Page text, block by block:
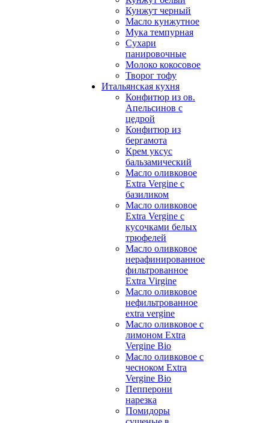
Кунжут черный
Масло кунжутное
Мука темпурная
Сухари
панировочные
Молоко кокосовое
Творог тофу
Итальянская кухня
Конфитюр из ов.
Апельсинов с
цедрой
Конфитюр из
бергамота
Крем уксус
бальзамический
Масло оливковое
Extra Vergine с
базиликом
Масло оливковое
Extra Vergine с
кусочками белых
трюфелей
Масло оливковое
нерафинированное
фильтрованное
Extra Virgine
Масло оливковое
нефильтрованное
extra vergine
Масло оливковое с
лимоном Extra
Vergine Bio
Масло оливковое с
чесноком Extra
Vergine Bio
Пепперони
нарезка
Помидоры